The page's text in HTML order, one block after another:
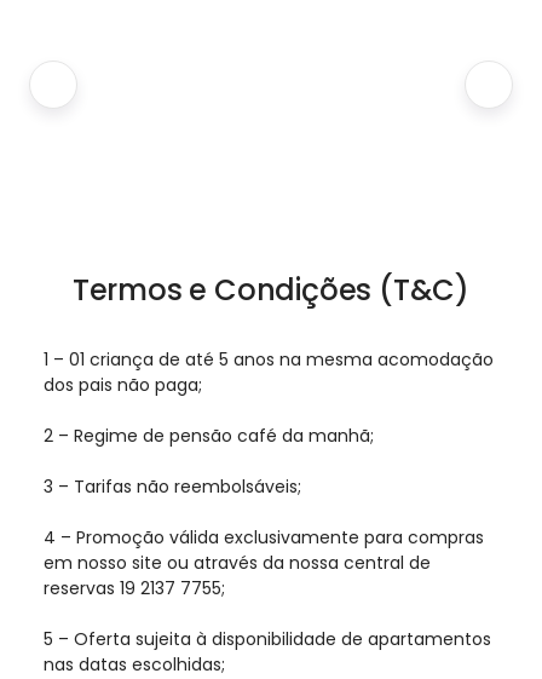
Termos e Condições (T&C)
1 – 01 criança de até 5 anos na mesma acomodação
dos pais não paga;
2 – Regime de pensão café da manhã;
3 – Tarifas não reembolsáveis;
4 – Promoção válida exclusivamente para compras
em nosso site ou através da nossa central de
reservas 19 2137 7755;
5 – Oferta sujeita à disponibilidade de apartamentos
nas datas escolhidas;